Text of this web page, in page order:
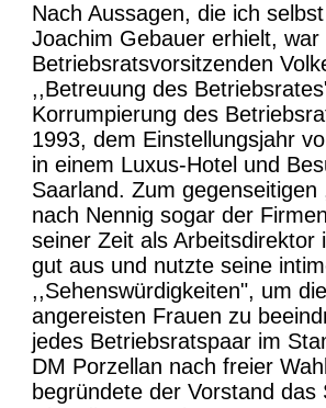
Nach Aussagen, die ich
Joachim Gebauer erhielt,
Betriebsratsvorsitzenden
,,Betreuung des
Korrumpierung des
1993, dem Einstellungsjahr
in einem Luxus-Hotel und
Saarland. Zum
nach Nennig sogar der
seiner Zeit als
gut aus und nutzte seine
,,Sehenswürdigkeiten", um
angereisten Frauen zu
jedes Betriebsratspaar im
DM Porzellan nach freier
begründete der Vorstand